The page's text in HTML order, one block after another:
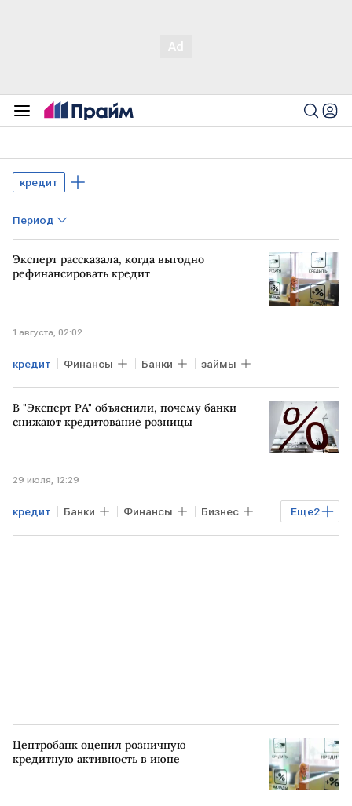
кредит
Период
Эксперт рассказала, когда выгодно
рефинансировать кредит
1 августа, 02:02
кредит Финансы Банки займы
В "Эксперт РА" объяснили, почему банки
снижают кредитование розницы
29 июля, 12:29
Еще2
кредит Банки Финансы Бизнес
ВТБ Эксперт РА
Центробанк оценил розничную
кредитную активность в июне